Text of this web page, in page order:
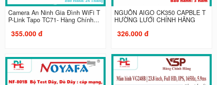
Camera An Ninh Gia Đình WiFi T
P-Link Tapo TC71- Hàng Chính...
355.000 đ
NGUỒN AIGO CK350 CAPBLE T
HƯỜNG LƯỚI CHÍNH HÃNG
326.000 đ